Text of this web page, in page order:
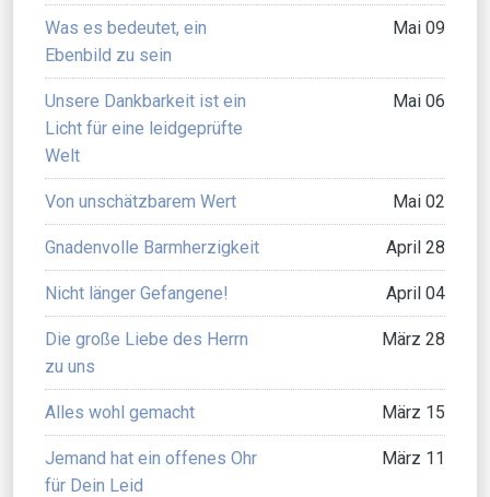
Was es bedeutet, ein
Ebenbild zu sein
Mai 09
Unsere Dankbarkeit ist ein
Licht für eine leidgeprüfte
Welt
Mai 06
Von unschätzbarem Wert Mai 02
Gnadenvolle Barmherzigkeit April 28
Nicht länger Gefangene! April 04
Die große Liebe des Herrn
zu uns
März 28
Alles wohl gemacht März 15
Jemand hat ein offenes Ohr
für Dein Leid
März 11